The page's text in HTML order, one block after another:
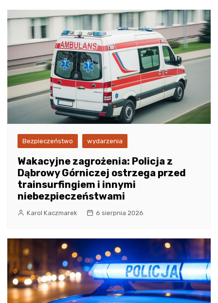
Bezpieczeństwo wydarzenia
Wakacyjne zagrożenia: Policja z
Dąbrowy Górniczej ostrzega przed
trainsurfingiem i innymi
niebezpieczeństwami
Karol Kaczmarek 6 sierpnia 2026